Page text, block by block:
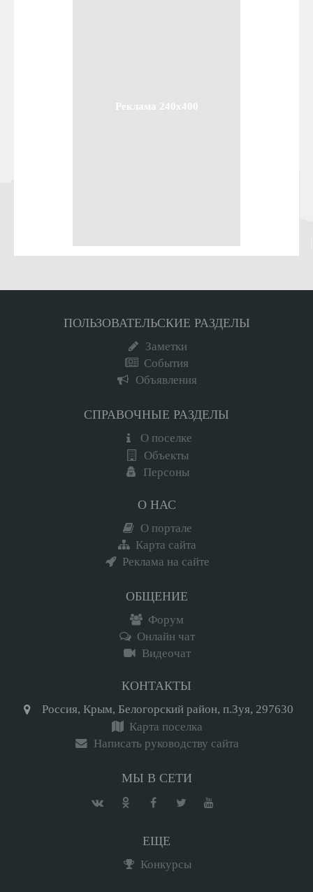
Реклама 240x400
ПОЛЬЗОВАТЕЛЬСКИЕ РАЗДЕЛЫ
Заметки
События
Объявления
СПРАВОЧНЫЕ РАЗДЕЛЫ
О поселке
Объекты
Персоны
О НАС
О портале
Карта сайта
Реклама на сайте
ОБЩЕНИЕ
Форум
Онлайн чат
Видеочат
КОНТАКТЫ
Россия, Крым, Белогорский район, п.Зуя, 297630
Карта поселка
Написать руководству сайта
МЫ В СЕТИ
ЕЩЕ
Конкурсы